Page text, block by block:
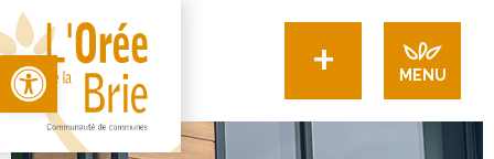
Open toolbar + MENU